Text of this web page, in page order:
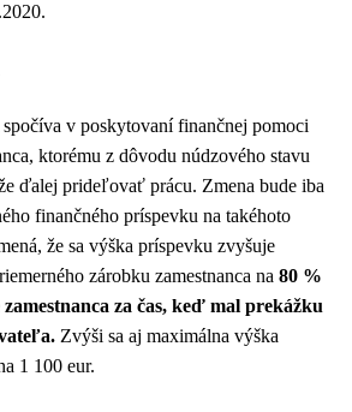
v poskytovaní finančnej pomoci
ktorému z dôvodu núdzového stavu
ďalej prideľovať prácu. Zmena bude iba
finančného príspevku na takéhoto
že sa výška príspevku zvyšuje
zárobku zamestnanca na 80 %
za čas, keď mal prekážku
Zvýši sa aj maximálna výška
1 100 eur.